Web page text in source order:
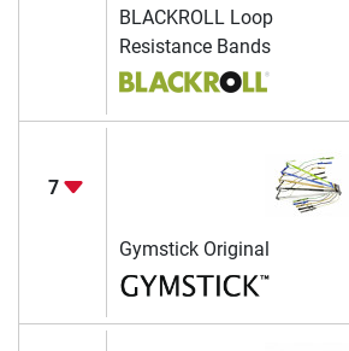
BLACKROLL Loop
Resistance Bands
7
Gymstick Original